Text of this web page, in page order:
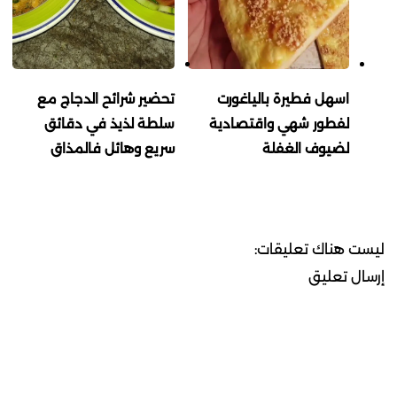
اسهل فطيرة بالياغورت
لفطور شهي واقتصادية
لضيوف الغفلة
تحضير شرائح الدجاج مع
سلطة لذيذ في دقائق
سريع وهائل فالمذاق
ليست هناك تعليقات:
إرسال تعليق